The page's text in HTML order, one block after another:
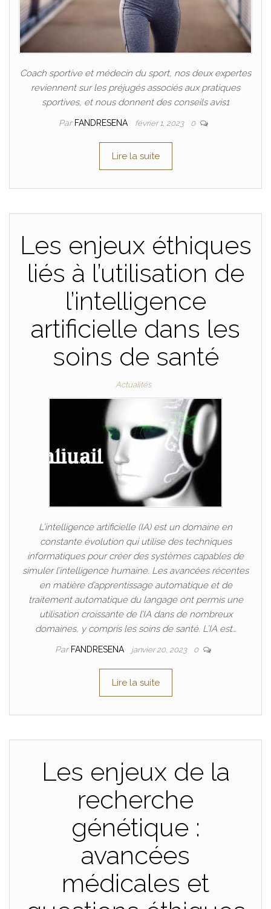
Coach sportive et médecin du sport, nos deux expertes
reviennent sur les préjugés associés aux pratiques
sportives, et nous donnent des conseils avis1
Par FANDRESENA février 1, 2023 0
Lire la suite
Les enjeux éthiques
liés à l’utilisation de
l’intelligence
artificielle dans les
soins de santé
Actualités
L’intelligence artificielle (IA) est un domaine en
constante évolution qui utilise des techniques
informatiques pour créer des systèmes capables de
simuler l’intelligence humaine. Les avancées récentes
en matière d’apprentissage automatique et de
traitement automatique du langage ont permis une
utilisation croissante de l’IA dans de nombreux
domaines, y compris les soins de santé. L’IA est…
Par FANDRESENA janvier 20, 2023 0
Lire la suite
Les enjeux de la
recherche
génétique :
avancées
médicales et